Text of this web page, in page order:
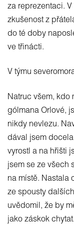
za reprezentaci.
zkušenost z
do té doby
ve třinácti.
V týmu
Natruc všem, kdo
gólmana Orlové,
nikdy nevlezu.
dával jsem
vyrostl a na hřišti
jsem se ze všech
na místě. Nastala
ze spousty
uvědomil, že by
jako záskok